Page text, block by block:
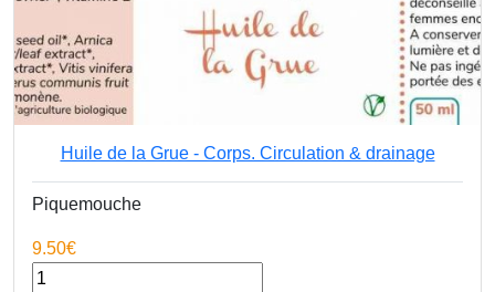
Huile de la Grue - Corps. Circulation & drainage
Piquemouche
9.50€